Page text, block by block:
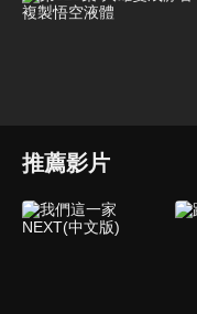
推薦影片